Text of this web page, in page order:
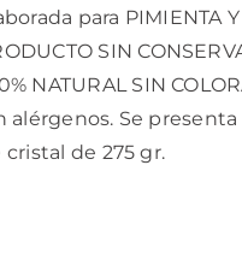
para PIMIENTA
SIN
NATURAL SIN
alérgenos. Se
cristal de 275 gr.